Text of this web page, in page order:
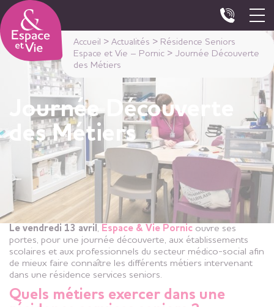
Accueil > Actualités > Résidence Seniors
Espace et Vie – Pornic > Journée Découverte
des Métiers
Journée Découverte
des Métiers
Le vendredi 13 avril , Espace & Vie Pornic ouvre ses
portes, pour une journée découverte, aux établissements
scolaires et aux professionnels du secteur médico-social afin
de mieux faire connaître les différents métiers intervenant
dans une résidence services seniors.
Quels métiers exercer dans une
Panneau de gestion des cookies